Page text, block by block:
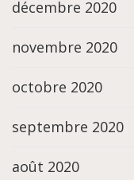
décembre 2020
novembre 2020
octobre 2020
septembre 2020
août 2020